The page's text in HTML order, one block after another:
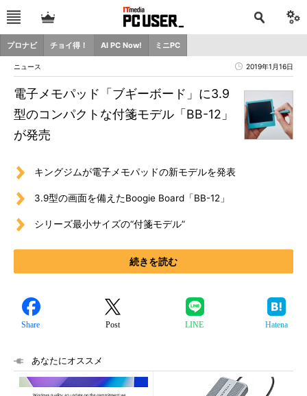
プロナビ チョイ得！ AI PC Now! ミニPC
ニュース 2019年1月16日
電子メモパッド「ブギーボード」に3.9
型のコンパクトな付箋モデル「BB-12」
が発売
キングジムが電子メモパッドの新モデルを発表
3.9型の画面を備えたBoogie Board「BB-12」
シリーズ最小サイズの“付箋モデル”
続きを読む
Share Post LINE Hatena
あなたにオススメ